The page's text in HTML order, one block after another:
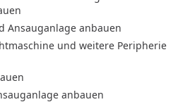
Ansauganlage anbauen
und weitere Peripherie
anbauen